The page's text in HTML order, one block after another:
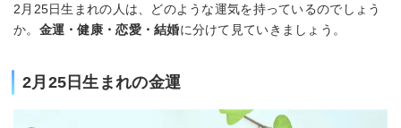
2月25日生まれの人は、どのような運気を持っているのでしょう
か。 金運・健康・恋愛・結婚に分けて見ていきましょう。
2月25日生まれの金運